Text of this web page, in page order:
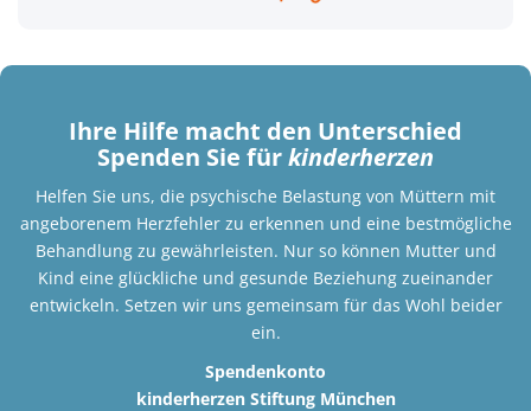
Ihre Hilfe macht den Unterschied
Spenden Sie fürkinderherzen
Helfen Sie uns, die psychische Belastung von Müttern mit
angeborenem Herzfehler zu erkennen und eine bestmögliche
Behandlung zu gewährleisten. Nur so können Mutter und
Kind eine glückliche und gesunde Beziehung zueinander
entwickeln. Setzen wir uns gemeinsam für das Wohl beider
ein.
Spendenkonto
kinderherzen Stiftung München